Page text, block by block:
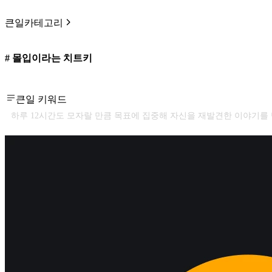
큰일카테고리
# 몰입이라는 치트키
큰일 키워드
하루 12시간도 모자랄 만큼 목표에 집중해 자신을 재발견한 이야기를